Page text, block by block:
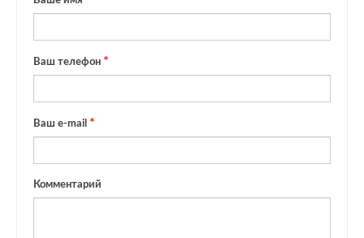
Ваш телефон
Ваш e-mail
Комментарий